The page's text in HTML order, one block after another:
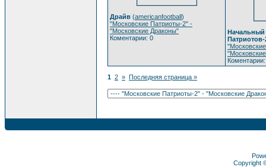
Драйв (americanfootball)
"Московские Патриоты-2" -
"Московские Драконы"
Коментарии: 0
Начальный
Патриотов-
1 2 » Последняя страница »
Copyright